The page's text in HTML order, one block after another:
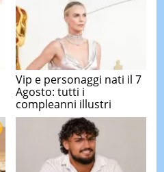
Vip e personaggi nati il 7
Agosto: tutti i
compleanni illustri